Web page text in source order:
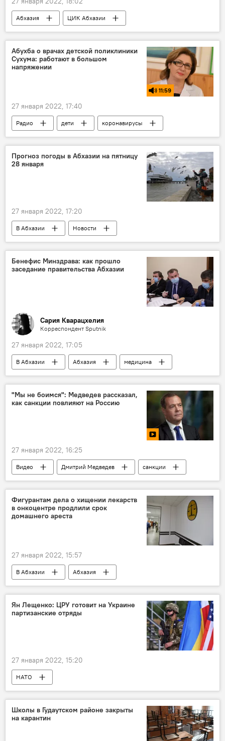
Абхазия
ЦИК Абхазии
Выборы в Парламент Абхазии
Парламент Абхазии
Выборы в Парламент Абхазии - 2022
Абухба о врачах детской поликлиники
Сухума: работают в большом
напряжении
11:59
27 января 2022, 17:40
Радио дети
коронавирусы
Подкасты коронавирус
Прогноз погоды в Абхазии на пятницу
28 января
27 января 2022, 17:20
В Абхазии
Новости
погода в Абхазии
Бенефис Минздрава: как прошло
заседание правительства Абхазии
Сария Кварацхелия
Корреспондент Sputnik
27 января 2022, 17:05
В Абхазии Абхазия
медицина
Кабинет Министров Абхазии
"Мы не боимся": Медведев рассказал,
как санкции повлияют на Россию
27 января 2022, 16:25
Видео Дмитрий Медведев
санкции
Мультимедиа
Россия
Фигурантам дела о хищении лекарств
в онкоцентре продлили срок
домашнего ареста
27 января 2022, 15:57
В Абхазии
Абхазия
Сухумский городской суд
Суд
Ян Лещенко: ЦРУ готовит на Украине
партизанские отряды
27 января 2022, 15:20
НАТО
Вооруженный конфликт на востоке Украины (2015)
ЛНР
Донбасс
Мнение
Интервью
Школы в Гудаутском районе закрыты
на карантин